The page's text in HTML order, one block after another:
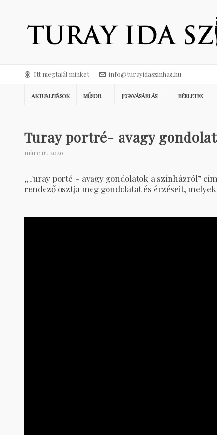
Itt megtalál minket info@turayidaszinhaz.hu
AKTUALITÁSOK MŰSOR JEGYVÁSÁRLÁS BÉRLETEK
Turay portré- avagy
márc 16, 2020
„Turay porté – avagy gondolatok a színházról”
rendező osztja meg gondolatat és érzéseit,